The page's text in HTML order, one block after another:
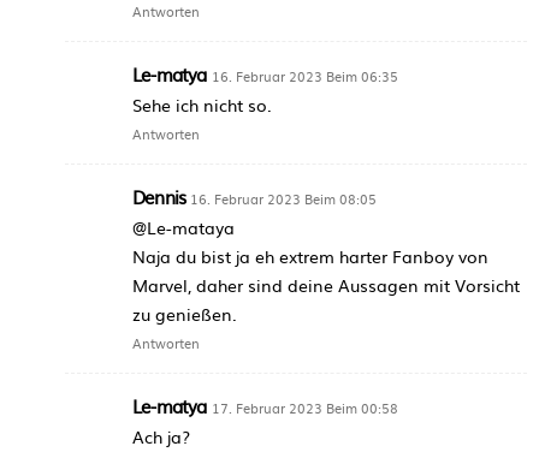
Antworten
Le-matya 16. Februar 2023 Beim 06:35
Sehe ich nicht so.
Antworten
Dennis 16. Februar 2023 Beim 08:05
@Le-mataya
Naja du bist ja eh extrem harter Fanboy von
Marvel, daher sind deine Aussagen mit Vorsicht
zu genießen.
Antworten
Le-matya 17. Februar 2023 Beim 00:58
Ach ja?